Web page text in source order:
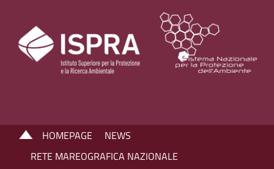
HOMEPAGE
NEWS
RETE MAREOGRAFICA NAZIONALE